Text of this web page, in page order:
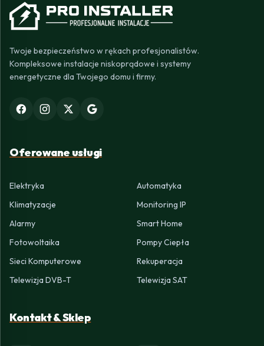
Twoje bezpieczeństwo w rękach profesjonalistów.
Kompleksowe instalacje niskoprądowe i systemy
energetyczne dla Twojego domu i firmy.
Oferowane usługi
Elektryka
Automatyka
Klimatyzacje
Monitoring IP
Alarmy
Smart Home
Fotowoltaika
Pompy Ciepła
Sieci Komputerowe
Rekuperacja
Telewizja DVB-T
Telewizja SAT
Kontakt & Sklep